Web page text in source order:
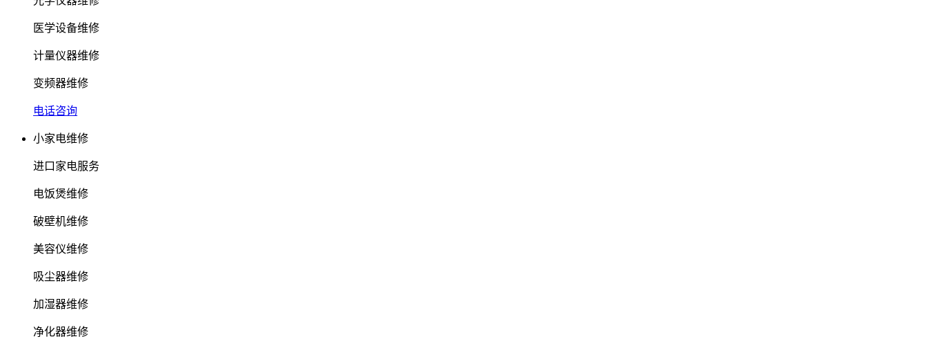
医学设备维修
计量仪器维修
变频器维修
电话咨询
小家电维修
进口家电服务
电饭煲维修
破壁机维修
美容仪维修
吸尘器维修
加湿器维修
净化器维修